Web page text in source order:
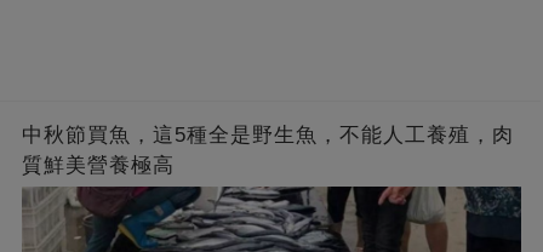
中秋節買魚，這5種全是野生魚，不能人工養殖，肉
質鮮美營養極高